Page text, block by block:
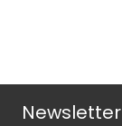
Newsletter